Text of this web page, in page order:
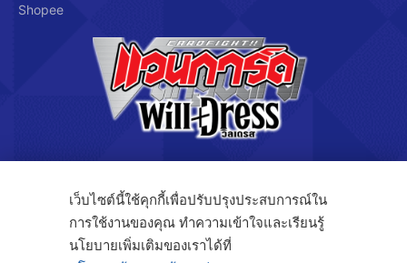
Shopee
บริษัท คิดซ์ แอนด์ คิทซ์ จำกัด
122/3 ถ.กรุงเทพกรีฑา แขวงทับช้าง เขตสะพานสูง กรุงเทพฯ 10250
เว็บไซต์นี้ใช้คุกกี้เพื่อปรับปรุงประสบการณ์ใน
การใช้งานของคุณ ทำความเข้าใจและเรียนรู้
นโยบายเพิ่มเติมของเราได้ที่